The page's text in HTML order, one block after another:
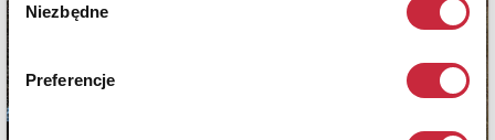
zgody
Niezbędne
Preferencje